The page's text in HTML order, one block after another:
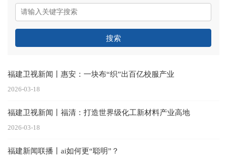
搜索
福建卫视新闻丨惠安：一块布“织”出百亿校服产业
2026-03-18
福建卫视新闻丨福清：打造世界级化工新材料产业高地
2026-03-18
福建新闻联播丨ai如何更“聪明”？